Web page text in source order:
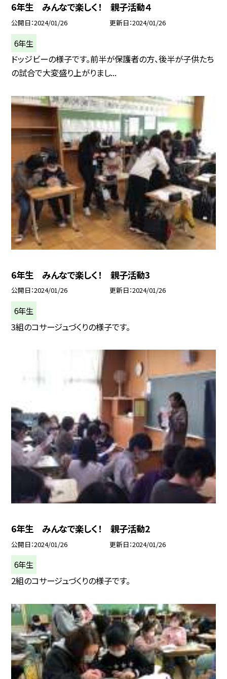
6年生 みんなで楽しく！ 親子活動４
公開日 2024/01/26 更新日 2024/01/26
6年生
ドッジビーの様子です。前半が保護者の方、後半が子供たち
の試合で大変盛り上がりまし...
6年生 みんなで楽しく！ 親子活動3
公開日 2024/01/26 更新日 2024/01/26
6年生
3組のコサージュづくりの様子です。
6年生 みんなで楽しく！ 親子活動2
公開日 2024/01/26 更新日 2024/01/26
6年生
2組のコサージュづくりの様子です。